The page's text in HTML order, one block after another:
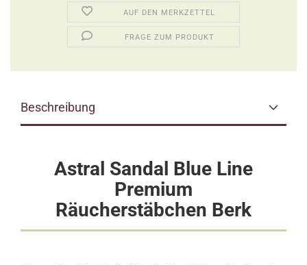
AUF DEN MERKZETTEL
FRAGE ZUM PRODUKT
Beschreibung
Astral Sandal Blue Line
Premium
Räucherstäbchen Berk